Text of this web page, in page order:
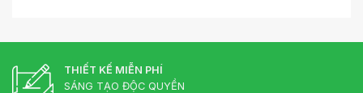
THIẾT KẾ MIỄN PHÍ
SÁNG TẠO ĐỘC QUYỀN